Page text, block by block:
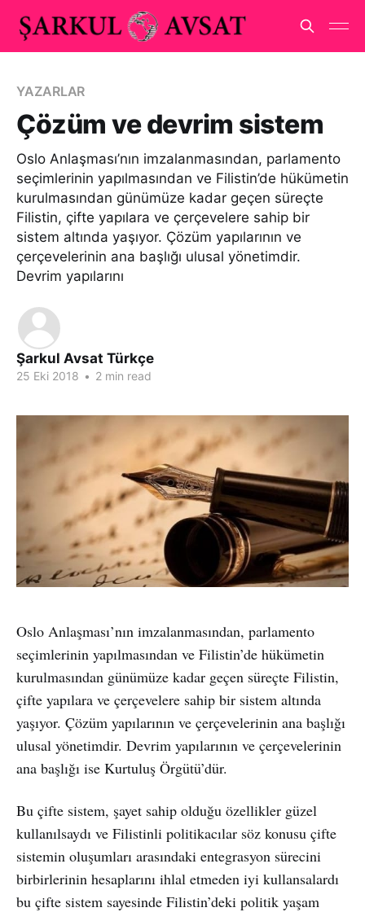
YAZARLAR
Çözüm ve devrim sistem
Oslo Anlaşması’nın imzalanmasından, parlamento
seçimlerinin yapılmasından ve Filistin’de hükümetin
kurulmasından günümüze kadar geçen süreçte
Filistin, çifte yapılara ve çerçevelere sahip bir
sistem altında yaşıyor. Çözüm yapılarının ve
çerçevelerinin ana başlığı ulusal yönetimdir.
Devrim yapılarını
Şarkul Avsat Türkçe
25 Eki 2018 • 2 min read
Oslo Anlaşması’nın imzalanmasından, parlamento
seçimlerinin yapılmasından ve Filistin’de hükümetin
kurulmasından günümüze kadar geçen süreçte Filistin,
çifte yapılara ve çerçevelere sahip bir sistem altında
yaşıyor. Çözüm yapılarının ve çerçevelerinin ana başlığı
ulusal yönetimdir. Devrim yapılarının ve çerçevelerinin
ana başlığı ise Kurtuluş Örgütü’dür.
Bu çifte sistem, şayet sahip olduğu özellikler güzel
kullanılsaydı ve Filistinli politikacılar söz konusu çifte
sistemin oluşumları arasındaki entegrasyon sürecini
birbirlerinin hesaplarını ihlal etmeden iyi kullansalardı
bu çifte sistem sayesinde Filistin’deki politik yaşam